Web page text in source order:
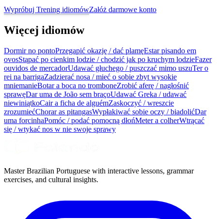
Wypróbuj Trening idiomówZałóż darmowe konto
Więcej idiomów
Dormir no pontoPrzegapić okazję / dać plamęEstar pisando em
ovosStąpać po cienkim lodzie / chodzić jak po kruchym lodzieFazer
ouvidos de mercadorUdawać głuchego / puszczać mimo uszuTer o
rei na barrigaZadzierać nosa / mieć o sobie zbyt wysokie
mniemanieBotar a boca no tromboneZrobić aferę / nagłośnić
sprawęDar uma de João sem braçoUdawać Greka / udawać
niewiniątkoCair a ficha de alguémZaskoczyć / wreszcie
zrozumiećChorar as pitangasWypłakiwać sobie oczy / biadolićDar
uma forcinhaPomóc / podać pomocną dłońMeter a colherWtrącać
się / wtykać nos w nie swoje sprawy
Master Brazilian Portuguese with interactive lessons, grammar
exercises, and cultural insights.